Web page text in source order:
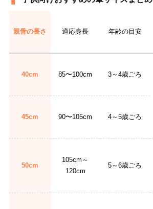
親骨の長さ 適応身長 年齢の目安
40cm 85〜100cm
3～4歳ごろ
45cm
90〜105cm 4～5歳ごろ
50cm
105cm～
120cm
5～6歳ごろ